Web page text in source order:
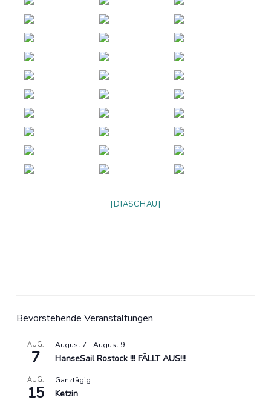
[DIASCHAU]
Bevorstehende Veranstaltungen
AUG.
7
August 7 -August 9
HanseSail Rostock !!! FÄLLT AUS!!!
AUG.
15
Ganztägig
Ketzin